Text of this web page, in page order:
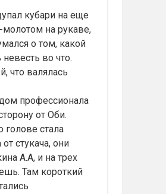
кубари на еще
на рукаве,
о том, какой
во что.
что валялась
профессионала
от Оби.
стала
стукача, они
А.А, и на трех
Там короткий